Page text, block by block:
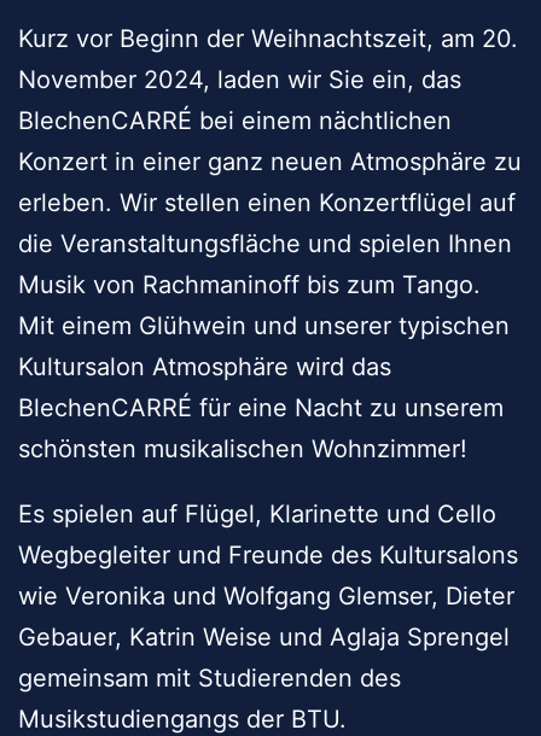
Kurz vor Beginn der Weihnachtszeit, am 20.
November 2024, laden wir Sie ein, das
BlechenCARRÉ bei einem nächtlichen
Konzert in einer ganz neuen Atmosphäre zu
erleben. Wir stellen einen Konzertflügel auf
die Veranstaltungsfläche und spielen Ihnen
Musik von Rachmaninoff bis zum Tango.
Mit einem Glühwein und unserer typischen
Kultursalon Atmosphäre wird das
BlechenCARRÉ für eine Nacht zu unserem
schönsten musikalischen Wohnzimmer!
Es spielen auf Flügel, Klarinette und Cello
Wegbegleiter und Freunde des Kultursalons
wie Veronika und Wolfgang Glemser, Dieter
Gebauer, Katrin Weise und Aglaja Sprengel
gemeinsam mit Studierenden des
Musikstudiengangs der BTU.